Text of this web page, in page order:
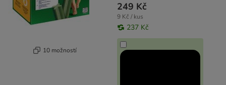
10 možností
249 Kč
9 Kč / kus
237 Kč